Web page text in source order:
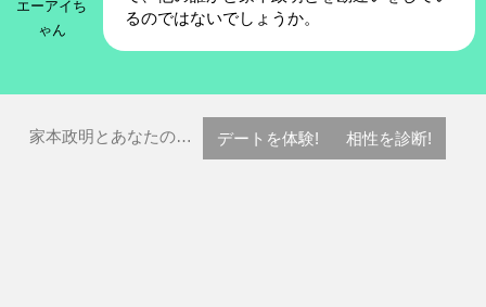
エーアイち
ゃん
るのではないでしょうか。
家本政明とあなたの… デートを体験! 相性を診断!